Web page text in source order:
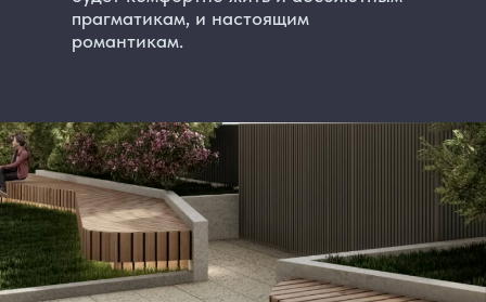
прагматикам, и настоящим
романтикам.